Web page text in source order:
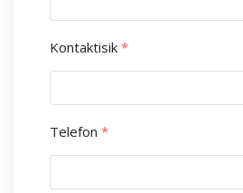
Kontaktisik *
Telefon *